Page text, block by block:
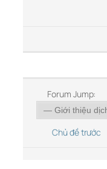
Forum Jump:
Chủ đề trước